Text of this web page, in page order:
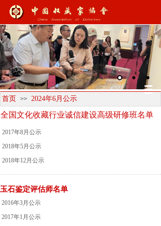
首页 >> 2024年6月公示
全国文化收藏行业诚信建设高级研修班名单
2017年8月公示
2018年5月公示
2018年12月公示
玉石鉴定评估师名单
2016年3月公示
2017年1月公示